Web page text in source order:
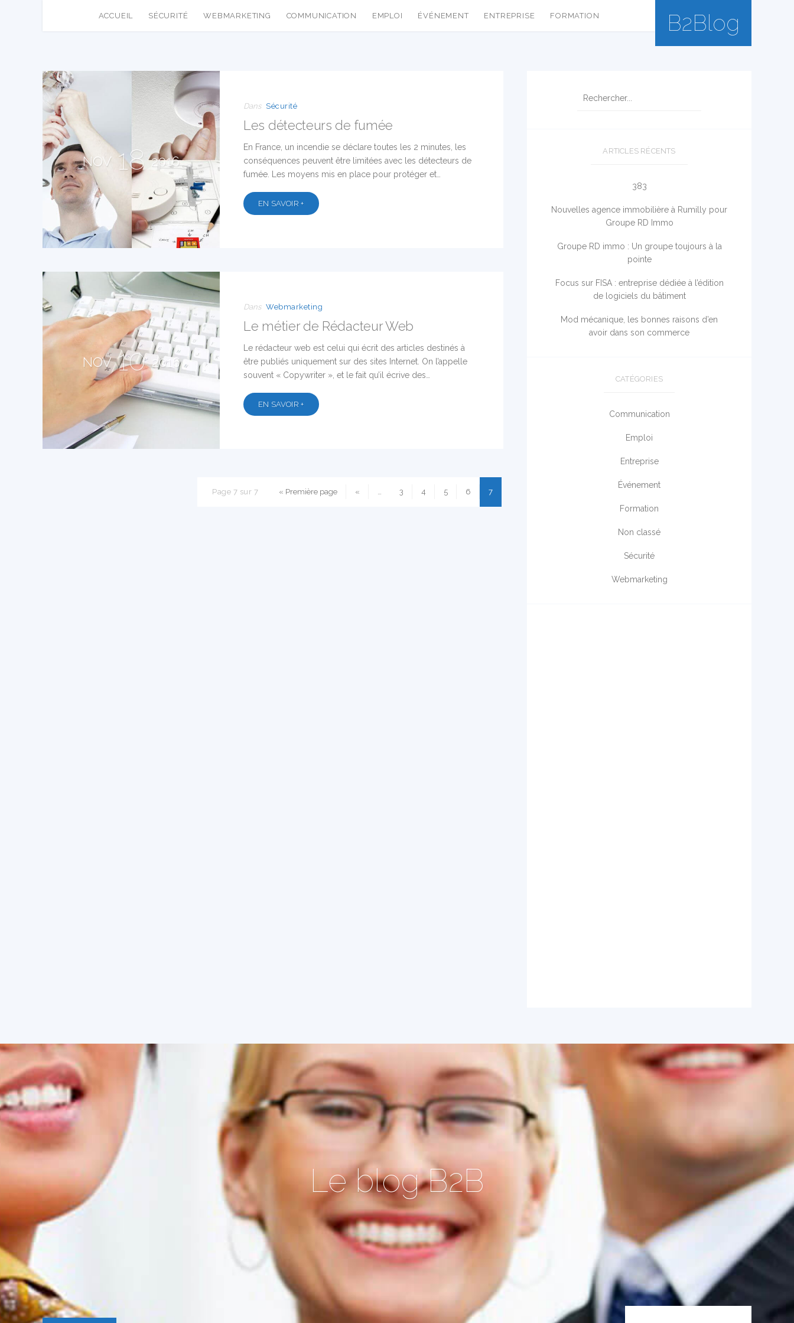
ACCUEIL SÉCURITÉ WEBMARKETING COMMUNICATION EMPLOI ÉVÉNEMENT ENTREPRISE FORMATION B2Blog
NOV 18 2016
Dans Sécurité
Les détecteurs de fumée
En France, un incendie se déclare toutes les 2 minutes, les
conséquences peuvent être limitées avec les détecteurs de
fumée. Les moyens mis en place pour protéger et…
EN SAVOIR +
NOV 10 2016
Dans Webmarketing
Le métier de Rédacteur Web
Le rédacteur web est celui qui écrit des articles destinés à
être publiés uniquement sur des sites Internet. On l’appelle
souvent « Copywriter », et le fait qu’il écrive des…
EN SAVOIR +
Page 7 sur 7 « Première page « … 3 4 5 6 7
ARTICLES RÉCENTS
383
Nouvelles agence immobilière à Rumilly pour
Groupe RD Immo
Groupe RD immo : Un groupe toujours à la
pointe
Focus sur FISA : entreprise dédiée à l’édition
de logiciels du bâtiment
Mod mécanique, les bonnes raisons d’en
avoir dans son commerce
CATÉGORIES
Communication
Emploi
Entreprise
Événement
Formation
Non classé
Sécurité
Webmarketing
Le blog B2B